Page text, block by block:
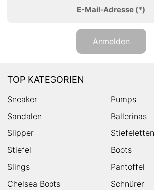
E-Mail-Adresse (*)
Anmelden
TOP KATEGORIEN
Sneaker
Pumps
Sandalen
Ballerinas
Slipper
Stiefeletten
Stiefel
Boots
Slings
Pantoffel
Chelsea Boots
Schnürer